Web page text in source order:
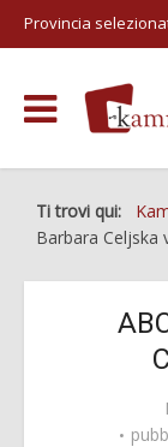
Provincia
Ti trovi qui:
Barbara Celjska